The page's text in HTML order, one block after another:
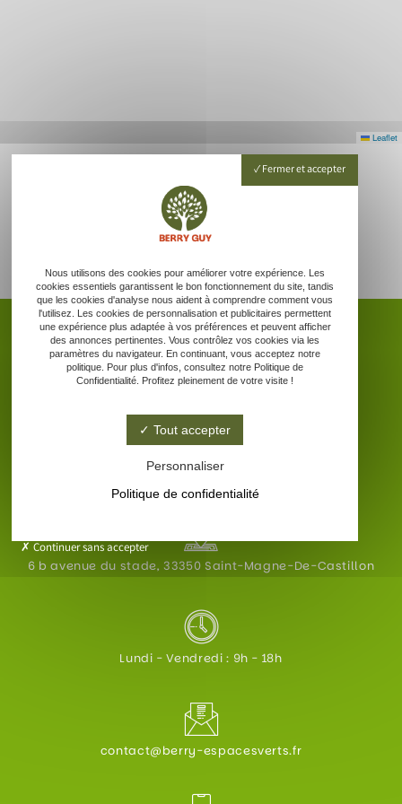
Leaflet
Accueil
Jardin / potager
Contact
6 b avenue du stade, 33350 Saint-Magne-De-Castillon
Lundi - Vendredi : 9h - 18h
contact@berry-espacesverts.fr
Fermer et accepter
Nous utilisons des cookies pour améliorer votre expérience. Les
cookies essentiels garantissent le bon fonctionnement du site, tandis
que les cookies d'analyse nous aident à comprendre comment vous
l'utilisez. Les cookies de personnalisation et publicitaires permettent
une expérience plus adaptée à vos préférences et peuvent afficher
des annonces pertinentes. Vous contrôlez vos cookies via les
paramètres du navigateur. En continuant, vous acceptez notre
politique. Pour plus d'infos, consultez notre Politique de
Confidentialité. Profitez pleinement de votre visite !
Tout accepter
Personnaliser
Politique de confidentialité
Continuer sans accepter